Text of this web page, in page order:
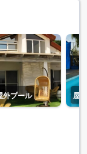
外プール 屋